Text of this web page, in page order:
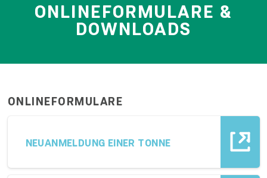
ONLINEFORMULARE &
DOWNLOADS
ONLINEFORMULARE
NEUANMELDUNG EINER TONNE